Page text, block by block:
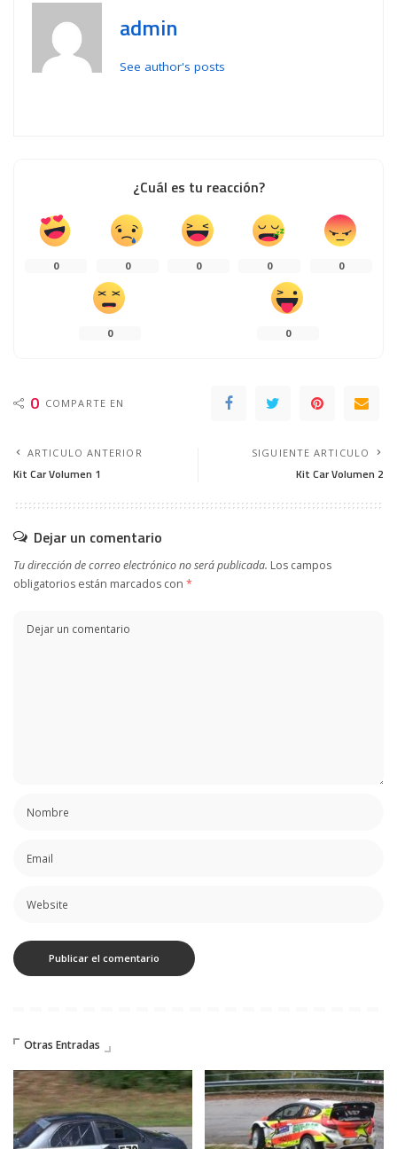
admin
See author's posts
¿Cuál es tu reacción?
0 0 0 0 0
0 0
0 COMPARTE EN
ARTICULO ANTERIOR
Kit Car Volumen 1
SIGUIENTE ARTICULO
Kit Car Volumen 2
Dejar un comentario
Tu dirección de correo electrónico no será publicada. Los campos
obligatorios están marcados con *
Otras Entradas